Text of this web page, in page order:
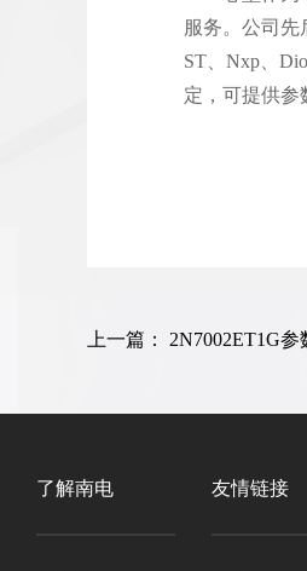
服务。公司先
ST、Nxp、
定，可提供参
上一篇： 2N7002ET1G
了解南电 友情链接